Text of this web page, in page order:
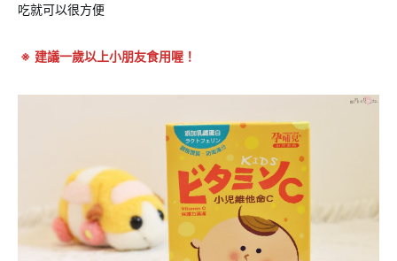
吃就可以很方便
※ 建議一歲以上小朋友食用喔！